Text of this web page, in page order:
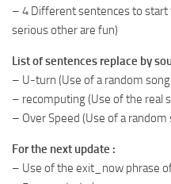
– 4 Different sentences to start
serious other are fun)
List of sentences replace by
– U-turn (Use of a random
– recomputing (Use of the real
– Over Speed (Use of a random
For the next update :
– Use of the exit_now phrase